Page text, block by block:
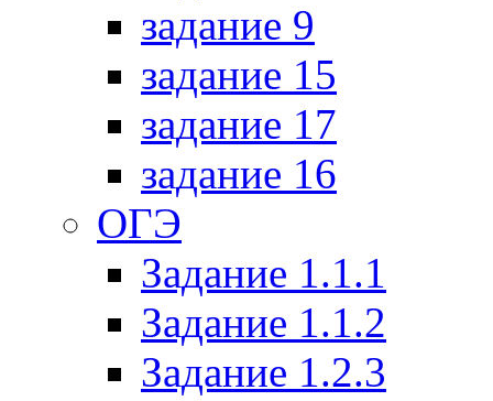
задание 9
задание 15
задание 17
задание 16
ОГЭ
Задание 1.1.1
Задание 1.1.2
Задание 1.2.3